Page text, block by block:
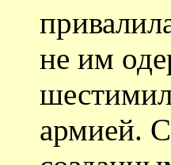
не им
армией.